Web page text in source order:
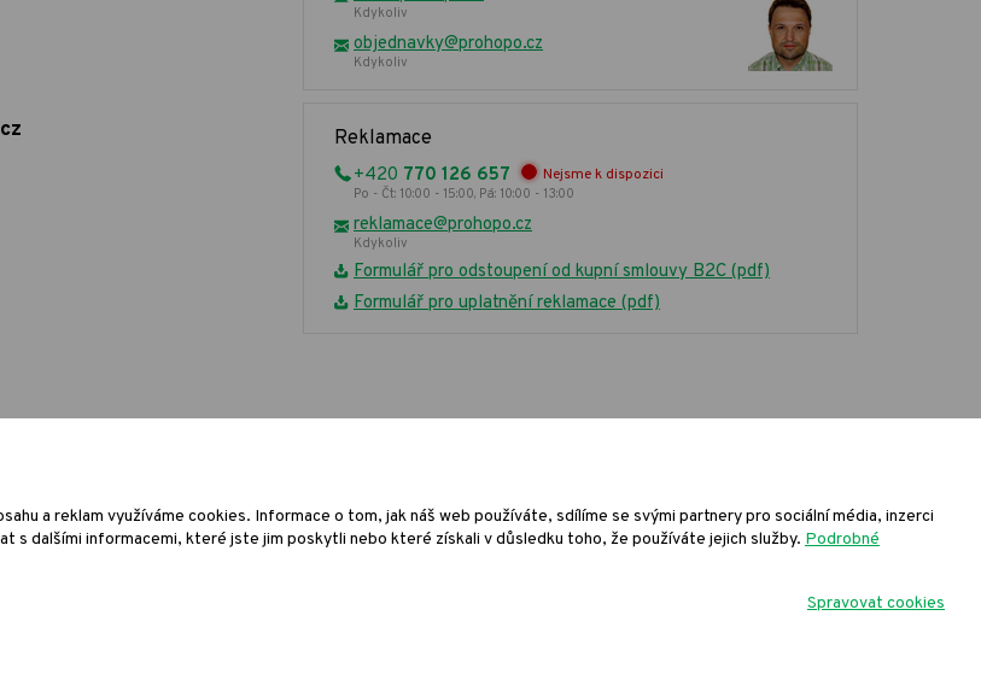
Kdykoliv
objednavky@prohopo.cz
Kdykoliv
Reklamace
+420 770 126 657 Nejsme k dispozici
Po - Čt: 10:00 - 15:00, Pá: 10:00 - 13:00
reklamace@prohopo.cz
Kdykoliv
Formulář pro odstoupení od kupní smlouvy B2C (pdf)
Formulář pro uplatnění reklamace (pdf)
a reklam využíváme cookies. Informace o tom, jak náš web používáte, sdílíme se svými partnery pro sociální média, inzerci
s dalšími informacemi, které jste jim poskytli nebo které získali v důsledku toho, že používáte jejich služby. Podrobné
Spravovat cookies